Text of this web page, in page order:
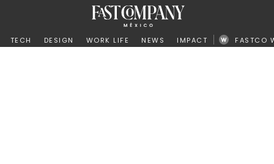
TECH DESIGN WORK LIFE NEWS IMPACT FASTCO